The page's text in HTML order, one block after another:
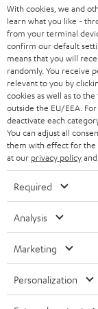
g
SMART HOME
BLUETOOTH-
KOPFHÖRER
BLUETOOTH-
STEREOANLAGEN
LAUTSPRECHER
ULTIMA-SERIE
IN-EAR-KOPFHÖRER
FANSHOP
NEUHEITEN
PRESSE &
BLOG
NEWSLETTER
STORES
DEINE VORTEILE BEI
TEUFEL STORY
UNSER
NACHHALTIGKEIT
ÖSTERREICH
SCHWEIZ
NIEDERLANDE
BELGIEN
POLEN
SPANIEN
Fotos abgebildete
©2026 Lautsprecher
With cookies, we and
learn what you like -
from your terminal
confirm our default
means that you will
randomly. You receive
relevant to you by
cookies as well as to
outside the EU/EEA.
deactivate each
You can adjust all
them with effect for the
at our privacy policy
Required
Analysis
Marketing
Personalization